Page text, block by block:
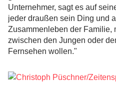
Unternehmer, sagt es auf
jeder draußen sein Ding und
Zusammenleben der Familie,
zwischen den Jungen oder
Fernsehen wollen."